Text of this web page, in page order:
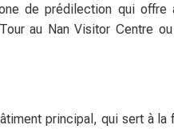
de prédilection qui offre
au Nan Visitor Centre
principal, qui sert à la